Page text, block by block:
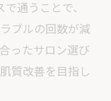
通うことで、
ブルの回数が減
ったサロン選び
質改善を目指し